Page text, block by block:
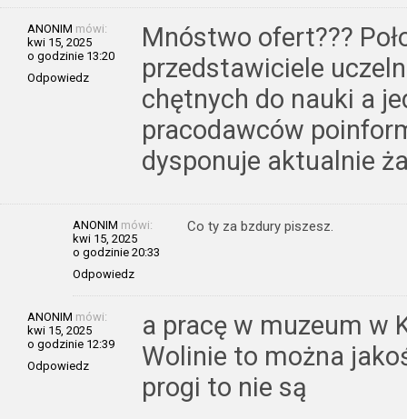
ANONIM mówi:
kwi 15, 2025
o godzinie 13:20
Odpowiedz
Mnóstwo ofert???
przedstawiciele
chętnych do nauki a
pracodawców
dysponuje aktualnie
ANONIM mówi:
kwi 15, 2025
o godzinie 20:33
Odpowiedz
Co ty za bzdury piszesz.
ANONIM mówi:
kwi 15, 2025
o godzinie 12:39
Odpowiedz
a pracę w muzeum w
Wolinie to można
progi to nie są